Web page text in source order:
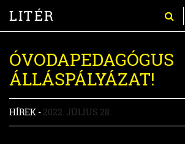
LITÉR
ÓVODAPEDAGÓGUS
ÁLLÁSPÁLYÁZAT!
HÍREK - 2022. JÚLIUS 28.